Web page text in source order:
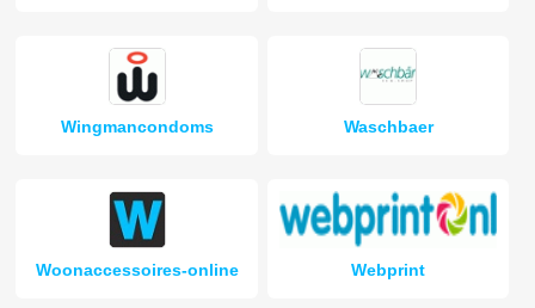
Wingmancondoms Waschbaer
Woonaccessoires-online Webprint